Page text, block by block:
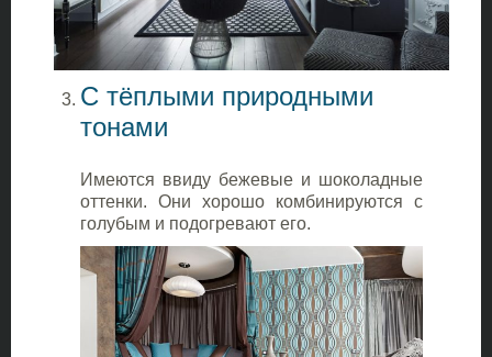
С тёплыми природными
тонами
Имеются ввиду бежевые и шоколадные
оттенки. Они хорошо комбинируются с
голубым и подогревают его.